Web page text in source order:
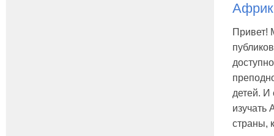
Привет!
детей. И
изучать
страны,